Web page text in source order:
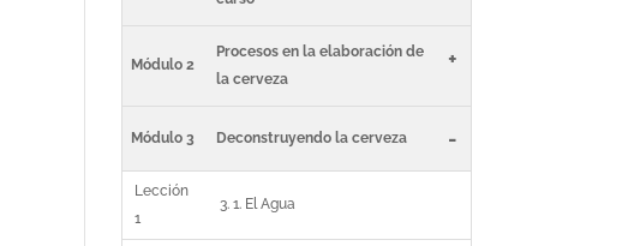
Módulo 2
Procesos en la elaboración de
la cerveza
+
Módulo 3 Deconstruyendo la cerveza -
Lección
1
3. 1. El Agua